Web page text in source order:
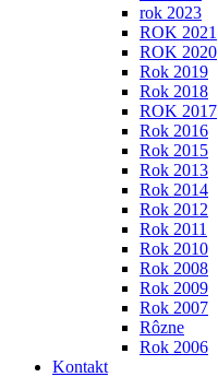
rok 2023
ROK 2021
ROK 2020
Rok 2019
Rok 2018
ROK 2017
Rok 2016
Rok 2015
Rok 2013
Rok 2014
Rok 2012
Rok 2011
Rok 2010
Rok 2008
Rok 2009
Rok 2007
Rôzne
Rok 2006
Kontakt